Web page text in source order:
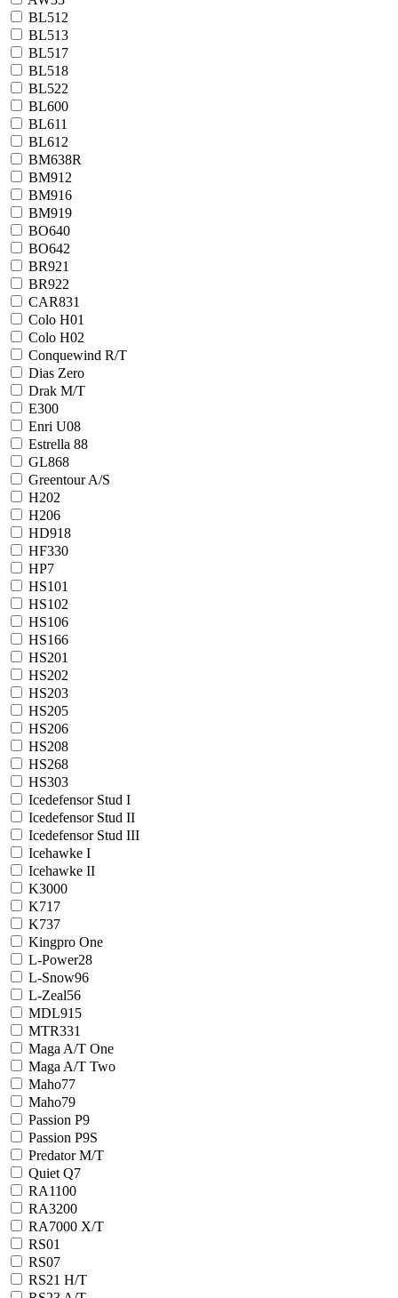
BL512
BL513
BL517
BL518
BL522
BL600
BL611
BL612
BM638R
BM912
BM916
BM919
BO640
BO642
BR921
BR922
CAR831
Colo H01
Colo H02
Conquewind R/T
Dias Zero
Drak M/T
E300
Enri U08
Estrella 88
GL868
Greentour A/S
H202
H206
HD918
HF330
HP7
HS101
HS102
HS106
HS166
HS201
HS202
HS203
HS205
HS206
HS208
HS268
HS303
Icedefensor Stud I
Icedefensor Stud II
Icedefensor Stud III
Icehawke I
Icehawke II
K3000
K717
K737
Kingpro One
L-Power28
L-Snow96
L-Zeal56
MDL915
MTR331
Maga A/T One
Maga A/T Two
Maho77
Maho79
Passion P9
Passion P9S
Predator M/T
Quiet Q7
RA1100
RA3200
RA7000 X/T
RS01
RS07
RS21 H/T